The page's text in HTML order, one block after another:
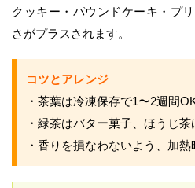
クッキー・パウンドケーキ・プ
さがプラスされます。
コツとアレンジ
・茶葉は冷凍保存で1〜2週間
・緑茶はバター菓子、ほうじ
・香りを損なわないよう、加熱